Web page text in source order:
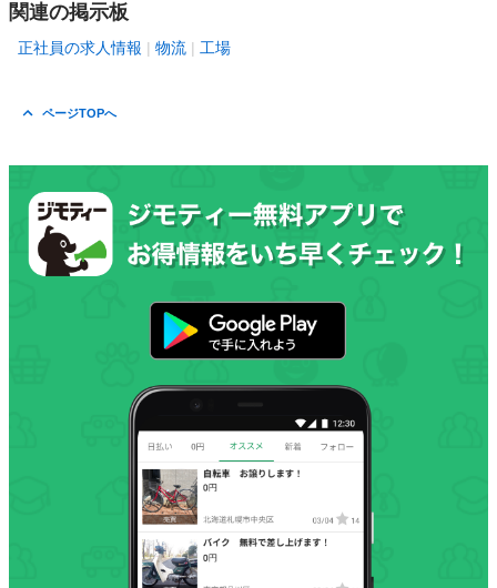
関連の掲示板
正社員の求人情報 物流 工場
ページTOPへ